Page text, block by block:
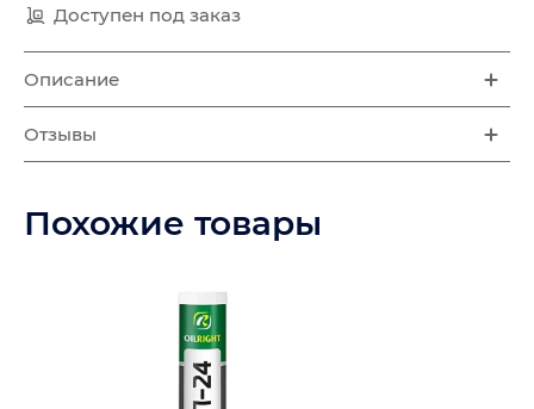
Доступен под заказ
Описание
Отзывы
Похожие товары